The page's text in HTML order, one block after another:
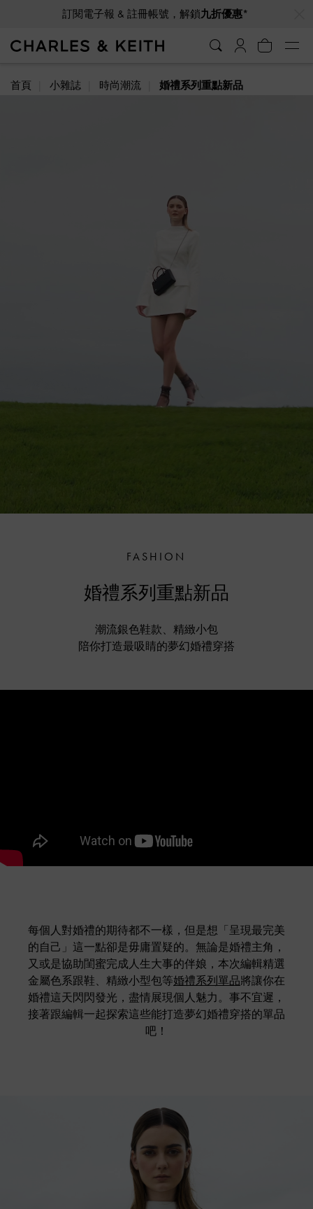
首頁 小雜誌 時尚潮流 婚禮系列重點新品
FASHION
婚禮系列重點新品
潮流銀色鞋款、精緻小包
陪你打造最吸睛的夢幻婚禮穿搭
每個人對婚禮的期待都不一樣，但是想「呈現最完美
的自己」這一點卻是毋庸置疑的。無論是婚禮主角，
又或是協助閨蜜完成人生大事的伴娘，本次編輯精選
金屬色系跟鞋、精緻小型包等婚禮系列單品將讓你在
婚禮這天閃閃發光，盡情展現個人魅力。事不宜遲，
接著跟編輯一起探索這些能打造夢幻婚禮穿搭的單品
吧！